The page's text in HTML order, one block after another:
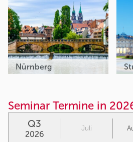
Nürnberg
Seminar Termine in
Q3
2026
Juli